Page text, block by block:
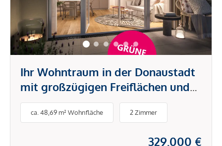
Ihr Wohntraum in der Donaustadt
mit großzügigen Freiflächen und
intelligenten Grundrissen
ca. 48,69 m² Wohnfläche 2 Zimmer
329.000 €